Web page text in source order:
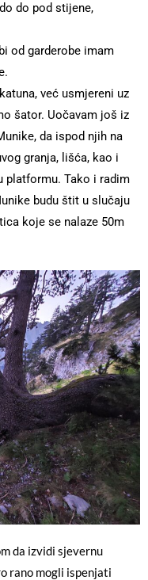
do pod stijene,
od garderobe imam
već usmjereni uz
šator. Uočavam još iz
da ispod njih na
granja, lišća, kao i
platformu. Tako i radim
budu štit u slučaju
koje se nalaze 50m
da izvidi sjevernu
rano mogli ispenjati